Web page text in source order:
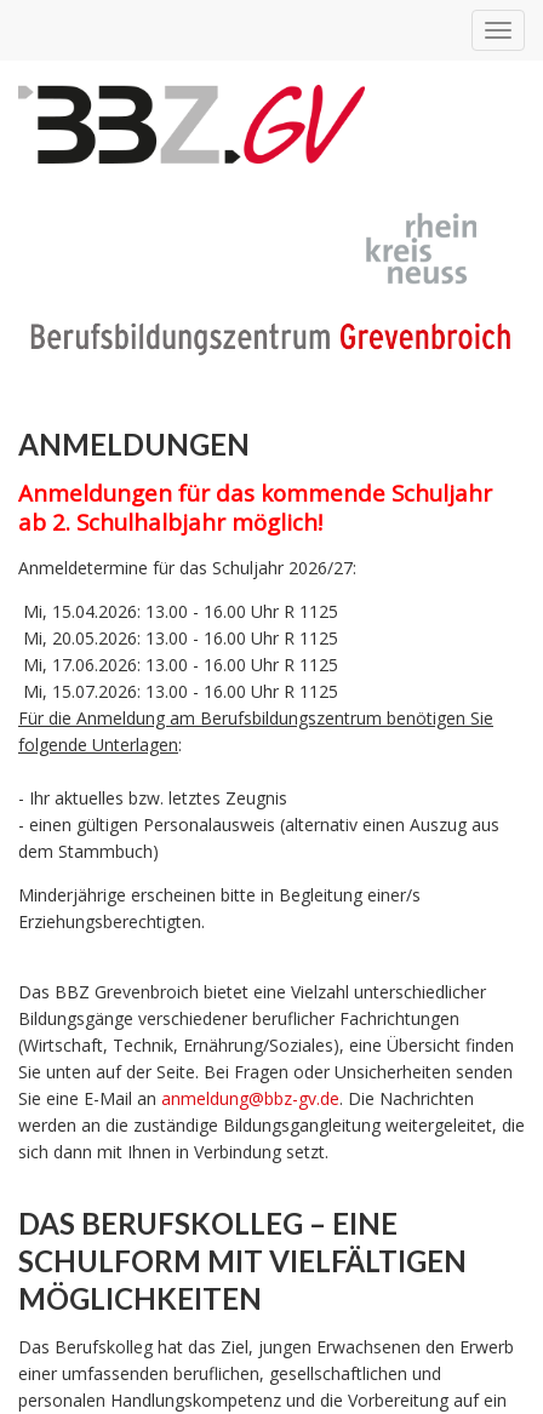
ANMELDUNGEN
Anmeldungen für das kommende Schuljahr
ab 2. Schulhalbjahr möglich!
Anmeldetermine für das Schuljahr 2026/27:
Mi, 15.04.2026: 13.00 - 16.00 Uhr R 1125
Mi, 20.05.2026: 13.00 - 16.00 Uhr R 1125
Mi, 17.06.2026: 13.00 - 16.00 Uhr R 1125
Mi, 15.07.2026: 13.00 - 16.00 Uhr R 1125
Für die Anmeldung am Berufsbildungszentrum benötigen Sie
folgende Unterlagen:
- Ihr aktuelles bzw. letztes Zeugnis
- einen gültigen Personalausweis (alternativ einen Auszug aus
dem Stammbuch)
Minderjährige erscheinen bitte in Begleitung einer/s
Erziehungsberechtigten.
Das BBZ Grevenbroich bietet eine Vielzahl unterschiedlicher
Bildungsgänge verschiedener beruflicher Fachrichtungen
(Wirtschaft, Technik, Ernährung/Soziales), eine Übersicht finden
Sie unten auf der Seite. Bei Fragen oder Unsicherheiten senden
Sie eine E-Mail an anmeldung@bbz-gv.de. Die Nachrichten
werden an die zuständige Bildungsgangleitung weitergeleitet, die
sich dann mit Ihnen in Verbindung setzt.
DAS BERUFSKOLLEG – EINE
SCHULFORM MIT VIELFÄLTIGEN
MÖGLICHKEITEN
Das Berufskolleg hat das Ziel, jungen Erwachsenen den Erwerb
einer umfassenden beruflichen, gesellschaftlichen und
personalen Handlungskompetenz und die Vorbereitung auf ein